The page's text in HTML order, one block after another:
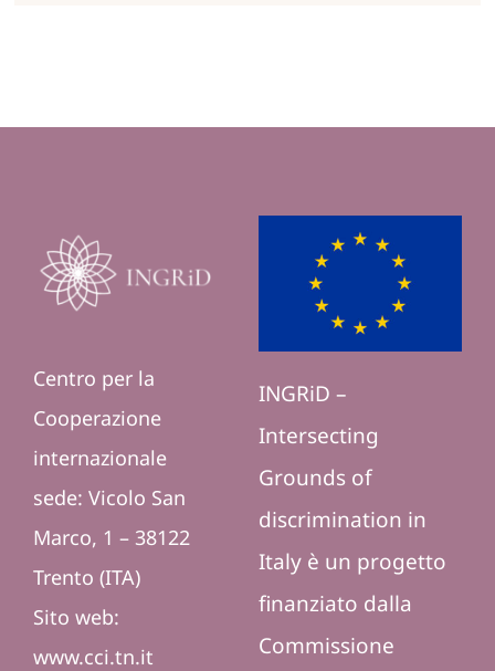
Centro per la
Cooperazione
internazionale
sede: Vicolo San
Marco, 1 – 38122
Trento (ITA)
Sito web:
www.cci.tn.it
INGRiD –
Intersecting
Grounds of
discrimination in
Italy è un progetto
finanziato dalla
Commissione